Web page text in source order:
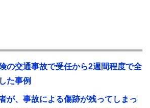
の交通事故で受任から2週間程度で全
た事例
が、事故による傷跡が残ってしまっ